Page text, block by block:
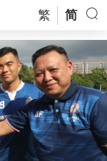
繁 简